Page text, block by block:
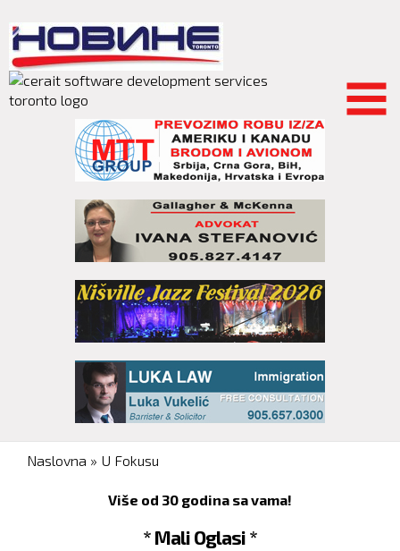
main
content
You are here
Naslovna » U Fokusu
Više od 30 godina sa vama!
* Mali Oglasi *